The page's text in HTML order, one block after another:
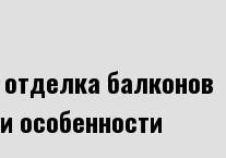
балконов
особенности